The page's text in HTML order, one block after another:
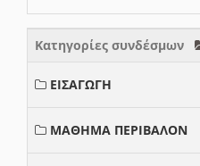
Κατηγορίες συνδέσμων
ΕΙΣΑΓΩΓΗ
ΜΑΘΗΜΑ ΠΕΡΙΒΑΛΟΝ